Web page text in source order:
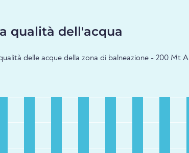
qualità dell'acqua
delle acque della zona di balneazione - 200 Mt A